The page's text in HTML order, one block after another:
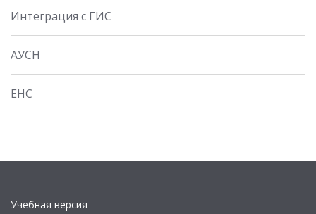
Интеграция с ГИС
АУСН
ЕНС
Учебная версия